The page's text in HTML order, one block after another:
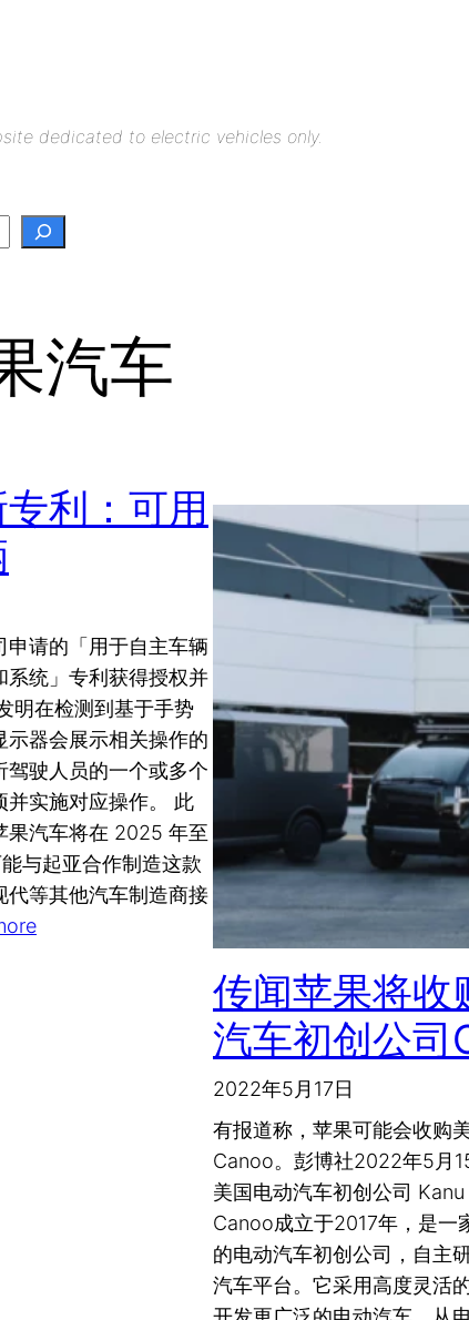
dedicated to electric vehicles only.
汽车
利：可用
请的「用于自主车辆
系统」专利获得授权并
明在检测到基于手势
示器会展示相关操作的
驶人员的一个或多个
并实施对应操作。 此
果汽车将在 2025 年至
与起亚合作制造这款
代等其他汽车制造商接
传闻苹果将收
汽车初创公司
2022年5月17日
有报道称，苹果可能会收购
Canoo。彭博社2022年5月
美国电动汽车初创公司 Kanu
Canoo成立于2017年，是一
的电动汽车初创公司，自主
汽车平台。它采用高度灵活